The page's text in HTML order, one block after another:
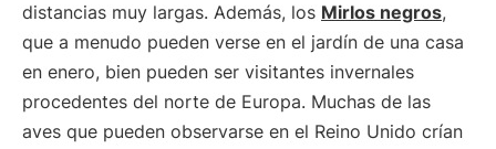
distancias muy largas. Además, los Mirlos negros,
que a menudo pueden verse en el jardín de una casa
en enero, bien pueden ser visitantes invernales
procedentes del norte de Europa. Muchas de las
aves que pueden observarse en el Reino Unido crían